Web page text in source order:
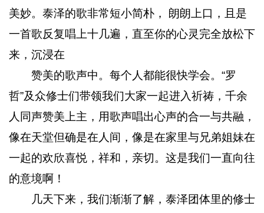
美妙。泰泽的歌非常短小简朴， 朗朗上口，且是
一首歌反复唱上十几遍，直至你的心灵完全放松下
来，沉浸在
赞美的歌声中。每个人都能很快学会。“罗
哲”及众修士们带领我们大家一起进入祈祷，千余
人同声赞美上主，用歌声唱出心声的合一与共融，
像在天堂但确是在人间，像是在家里与兄弟姐妹在
一起的欢欣喜悦，祥和，亲切。这是我们一直向往
的意境啊！
几天下来，我们渐渐了解，泰泽团体里的修士